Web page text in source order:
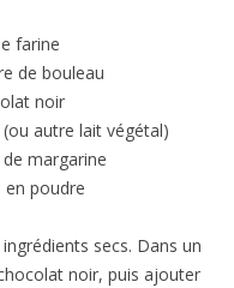
farine
de bouleau
noir
(ou autre lait végétal)
margarine
en poudre
secs. Dans un
noir, puis ajouter